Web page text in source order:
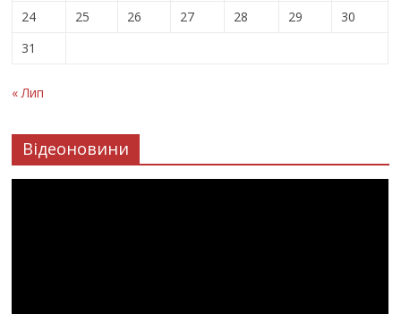
24
25 26 27 28 29
30
31
« Лип
Відеоновини